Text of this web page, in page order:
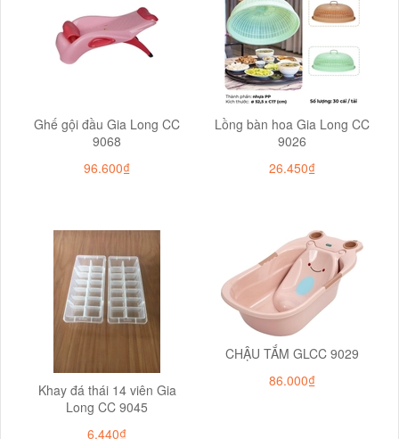
Ghế gội đầu Gia Long CC
9068
96.600₫
Lồng bàn hoa Gia Long CC
9026
26.450₫
Khay đá thái 14 viên Gia
Long CC 9045
6.440₫
CHẬU TẮM GLCC 9029
86.000₫